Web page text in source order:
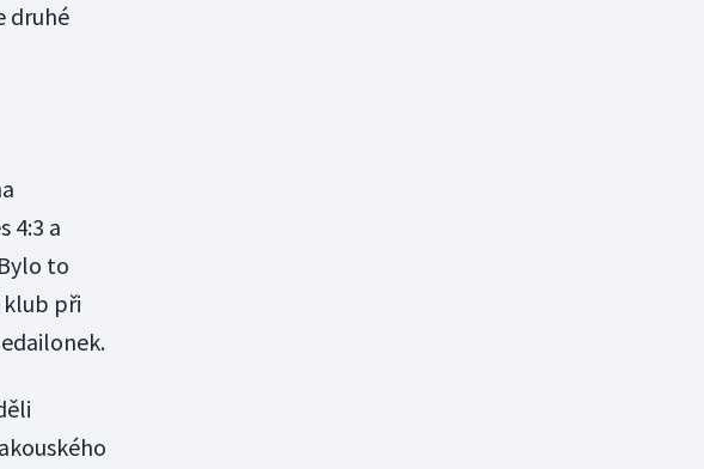
druhé
4:3 a
to
klub při